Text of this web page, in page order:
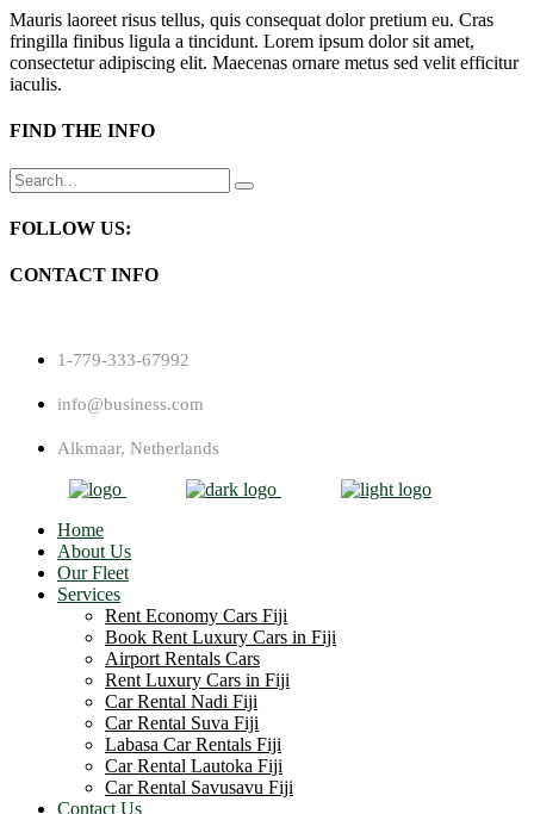
Mauris laoreet risus tellus, quis consequat dolor pretium eu. Cras
fringilla finibus ligula a tincidunt. Lorem ipsum dolor sit amet,
consectetur adipiscing elit. Maecenas ornare metus sed velit efficitur
iaculis.
FIND THE INFO
Search
for:
FOLLOW US:
CONTACT INFO
1-779-333-67992
info@business.com
Alkmaar, Netherlands
Home
About Us
Our Fleet
Services
Rent Economy Cars Fiji
Book Rent Luxury Cars in Fiji
Airport Rentals Cars
Rent Luxury Cars in Fiji
Car Rental Nadi Fiji
Car Rental Suva Fiji
Labasa Car Rentals Fiji
Car Rental Lautoka Fiji
Car Rental Savusavu Fiji
Contact Us